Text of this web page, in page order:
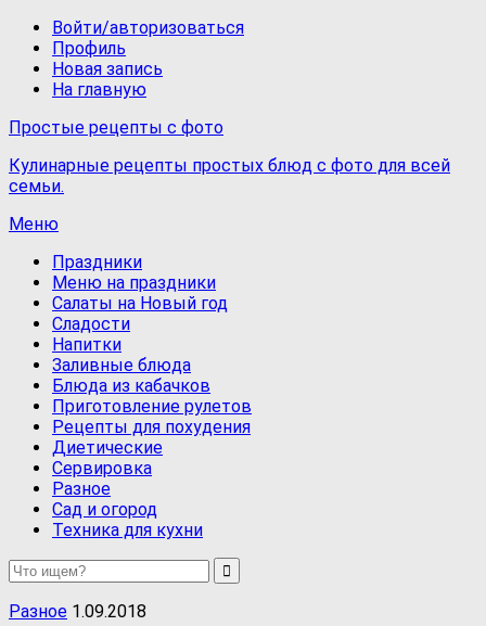
Войти/авторизоваться
Профиль
Новая запись
На главную
Простые рецепты с фото
Кулинарные рецепты простых блюд с фото для всей
семьи.
Меню
Праздники
Меню на праздники
Салаты на Новый год
Сладости
Напитки
Заливные блюда
Блюда из кабачков
Приготовление рулетов
Рецепты для похудения
Диетические
Сервировка
Разное
Сад и огород
Техника для кухни
Разное 1.09.2018